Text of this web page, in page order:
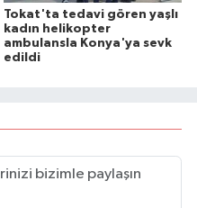
Tokat'ta tedavi gören yaşlı
kadın helikopter
ambulansla Konya'ya sevk
edildi